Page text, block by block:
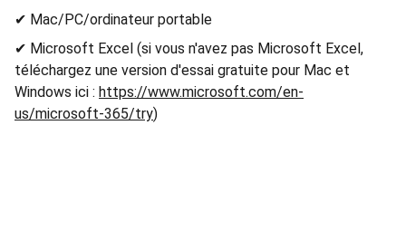
✔ Mac/PC/ordinateur portable
✔ Microsoft Excel (si vous n'avez pas Microsoft Excel,
téléchargez une version d'essai gratuite pour Mac et
Windows ici : https://www.microsoft.com/en-
us/microsoft-365/try)